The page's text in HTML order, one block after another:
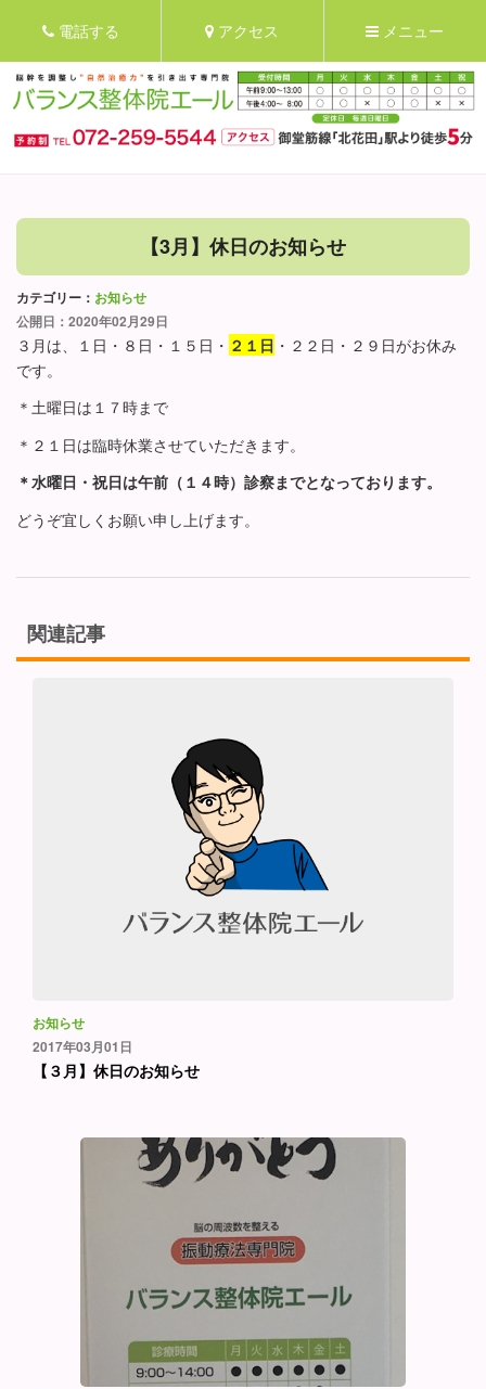
電話する アクセス メニュー
【3月】休日のお知らせ
カテゴリー： お知らせ
公開日：2020年02月29日
３月は、１日・８日・１５日・ ２１日 ・２２日・２９日がお休み
です。
＊土曜日は１７時まで
＊２１日は臨時休業させていただきます。
＊水曜日・祝日は午前（１４時）診察までとなっております。
どうぞ宜しくお願い申し上げます。
関連記事
お知らせ
2017年03月01日
【３月】休日のお知らせ